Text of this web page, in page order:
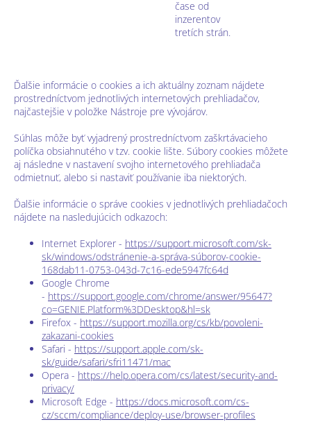
čase od
inzerentov
tretích strán.
Ďalšie informácie o cookies a ich aktuálny zoznam nájdete
prostredníctvom jednotlivých internetových prehliadačov,
najčastejšie v položke Nástroje pre vývojárov.
Súhlas môže byť vyjadrený prostredníctvom zaškrtávacieho
políčka obsiahnutého v tzv. cookie lište. Súbory cookies môžete
aj následne v nastavení svojho internetového prehliadača
odmietnuť, alebo si nastaviť používanie iba niektorých.
Ďalšie informácie o správe cookies v jednotlivých prehliadačoch
nájdete na nasledujúcich odkazoch:
Internet Explorer - https://support.microsoft.com/sk-
sk/windows/odstránenie-a-správa-súborov-cookie-
168dab11-0753-043d-7c16-ede5947fc64d
Google Chrome
- https://support.google.com/chrome/answer/95647?
co=GENIE.Platform%3DDesktop&hl=sk
Firefox - https://support.mozilla.org/cs/kb/povoleni-
zakazani-cookies
Safari - https://support.apple.com/sk-
sk/guide/safari/sfri11471/mac
Opera - https://help.opera.com/cs/latest/security-and-
privacy/
Microsoft Edge - https://docs.microsoft.com/cs-
cz/sccm/compliance/deploy-use/browser-profiles